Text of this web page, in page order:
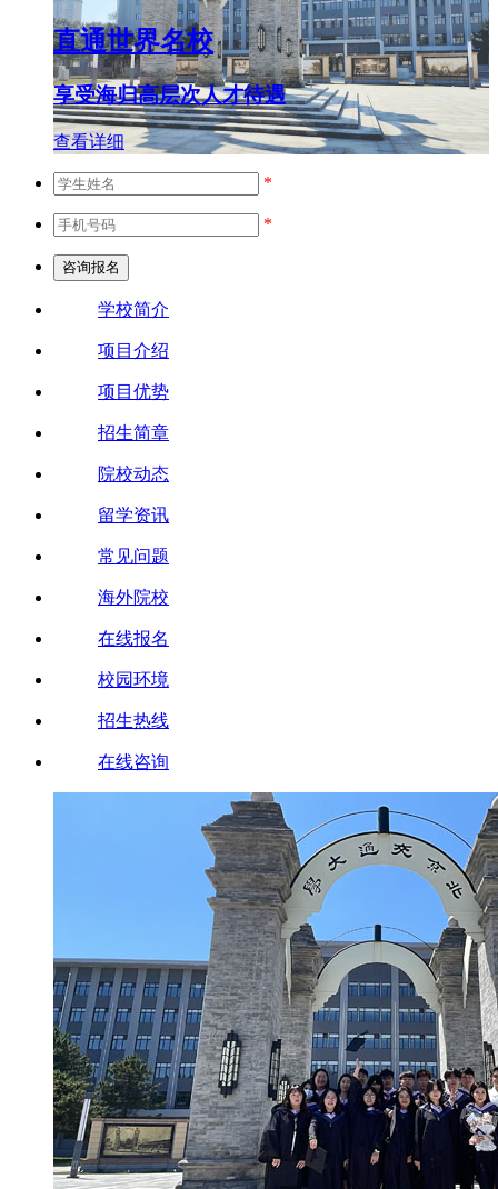
直通世界名校
享受海归高层次人才待遇
查看详细
*
*
学校简介
项目介绍
项目优势
招生简章
院校动态
留学资讯
常见问题
海外院校
在线报名
校园环境
招生热线
在线咨询